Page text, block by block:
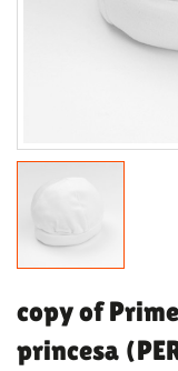
copy of
princesa